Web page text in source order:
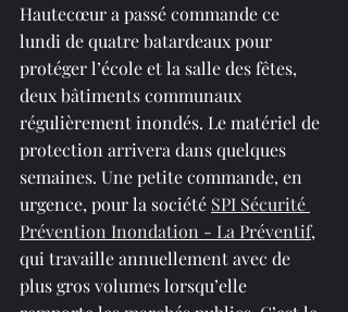
Hautecœur a passé commande ce
lundi de quatre batardeaux pour
protéger l’école et la salle des fêtes,
deux bâtiments communaux
régulièrement inondés. Le matériel de
protection arrivera dans quelques
semaines. Une petite commande, en
urgence, pour la société SPI Sécurité
Prévention Inondation - La Préventif,
qui travaille annuellement avec de
plus gros volumes lorsqu’elle